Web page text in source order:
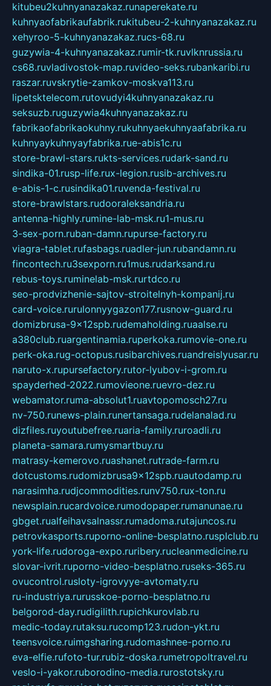
kitubeu2kuhnyanazakaz.runaperekate.ru
kuhnyaofabrikaufabrik.rukitubeu-2-kuhnyanazakaz.ru
xehyroo-5-kuhnyanazakaz.rucs-68.ru
guzywia-4-kuhnyanazakaz.rumir-tk.ruvlknrussia.ru
cs68.ruvladivostok-map.ruvideo-seks.rubankaribi.ru
raszar.ruvskrytie-zamkov-moskva113.ru
lipetsktelecom.rutovudyi4kuhnyanazakaz.ru
seksuzb.ruguzywia4kuhnyanazakaz.ru
fabrikaofabrikaokuhny.rukuhnyaekuhnyaafabrika.ru
kuhnyaykuhnyayfabrika.rue-abis1c.ru
store-brawl-stars.rukts-services.rudark-sand.ru
sindika-01.rusp-life.rux-legion.rusib-archives.ru
e-abis-1-c.rusindika01.ruvenda-festival.ru
store-brawlstars.rudooraleksandria.ru
antenna-highly.rumine-lab-msk.ru1-mus.ru
3-sex-porn.ruban-damn.rupurse-factory.ru
viagra-tablet.rufasbags.ruadler-jun.rubandamn.ru
fincontech.ru3sexporn.ru1mus.rudarksand.ru
rebus-toys.ruminelab-msk.rurtdco.ru
seo-prodvizhenie-sajtov-stroitelnyh-kompanij.ru
card-voice.rurulonnyygazon177.rusnow-guard.ru
domizbrusa-9x12spb.rudemaholding.ruaalse.ru
a380club.ruargentinamia.ruperkoka.rumovie-one.ru
perk-oka.rug-octopus.rusibarchives.ruandreislyusar.ru
naruto-x.rupursefactory.rutor-lyubov-i-grom.ru
spayderhed-2022.rumovieone.ruevro-dez.ru
webamator.ruma-absolut1.ruavtopomosch27.ru
nv-750.runews-plain.runertansaga.rudelanalad.ru
dizfiles.ruyoutubefree.ruaria-family.ruroadli.ru
planeta-samara.rumysmartbuy.ru
matrasy-kemerovo.ruashanet.rutrade-farm.ru
dotcustoms.rudomizbrusa9x12spb.ruautodamp.ru
narasimha.rudjcommodities.runv750.rux-ton.ru
newsplain.rucardvoice.rumodopaper.rumanunae.ru
gbget.rualfeihavsalnassr.rumadoma.rutajuncos.ru
petrovkasports.ruporno-online-besplatno.rusplclub.ru
york-life.rudoroga-expo.ruribery.rucleanmedicine.ru
slovar-ivrit.ruporno-video-besplatno.ruseks-365.ru
ovucontrol.rusloty-igrovyye-avtomaty.ru
ru-industriya.rurusskoe-porno-besplatno.ru
belgorod-day.rudigilith.rupichkurovlab.ru
medic-today.rutaksu.rucomp123.rudon-ykt.ru
teensvoice.ruimgsharing.rudomashnee-porno.ru
eva-elfie.rufoto-tur.rubiz-doska.rumetropoltravel.ru
veslo-i-yakor.ruborodino-media.rurostotsky.ru